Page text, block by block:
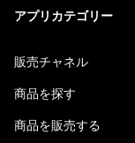
アプリカテゴリー
販売チャネル
商品を探す
商品を販売する